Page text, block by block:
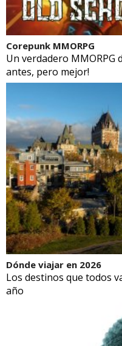
Corepunk MMORPG
Un verdadero MMORPG
antes, pero mejor!
Dónde viajar en 2026
Los destinos que todos
año